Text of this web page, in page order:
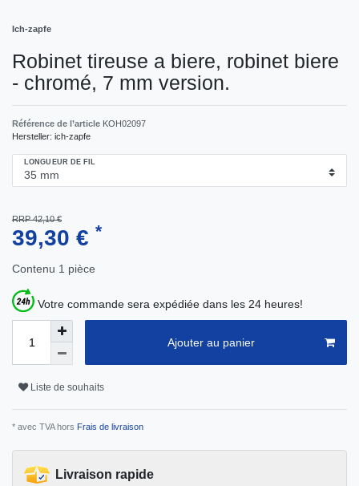
Ich-zapfe
Robinet tireuse a biere, robinet biere
- chromé, 7 mm version.
Référence de l’article KOH02097
Hersteller: ich-zapfe
LONGUEUR DE FIL
RRP 42,10 €
39,30 € *
Contenu 1 pièce
Votre commande sera expédiée dans les 24 heures!
Ajouter au panier
Liste de souhaits
* avec TVA hors Frais de livraison
Livraison rapide